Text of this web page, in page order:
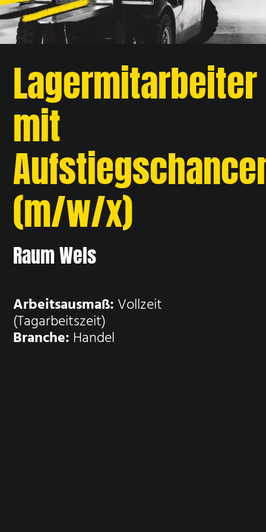
Lagermitarbeiter
mit
(m/w/x)
Raum Wels
Arbeitsausmaß: Vollzeit
(Tagarbeitszeit)
Branche: Handel